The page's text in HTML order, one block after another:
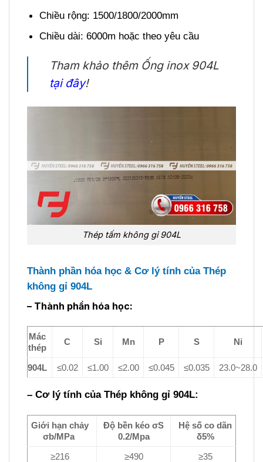
Chiều rộng: 1500/1800/2000mm
Chiều dài: 6000m hoặc theo yêu cầu
Tham khảo thêm Ống inox 904L
tại đây!
Thép tấm không gỉ 904L
Thành phần hóa học & Cơ lý tính của Thép
không gỉ 904L
– Thành phần hóa học:
Mác
thép
C Si Mn P S Ni
904L ≤0.02 ≤1.00 ≤2.00 ≤0.045 ≤0.035 23.0~28.0
– Cơ lý tính của Thép không gỉ 904L:
Giới hạn chảy
σb/MPa
Độ bền kéo σS
0.2/Mpa
Hệ số co dãn
δ5%
≥216
≥490 ≥35